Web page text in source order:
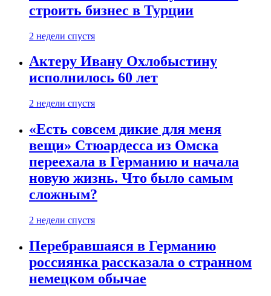
строить бизнес в Турции
2 недели спустя
Актеру Ивану Охлобыстину
исполнилось 60 лет
2 недели спустя
«Есть совсем дикие для меня
вещи» Стюардесса из Омска
переехала в Германию и начала
новую жизнь. Что было самым
сложным?
2 недели спустя
Перебравшаяся в Германию
россиянка рассказала о странном
немецком обычае